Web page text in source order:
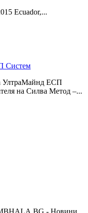
Ecuador,...
Систем
УлтраМайнд ЕСП
на Силва Метод –...
- Новини